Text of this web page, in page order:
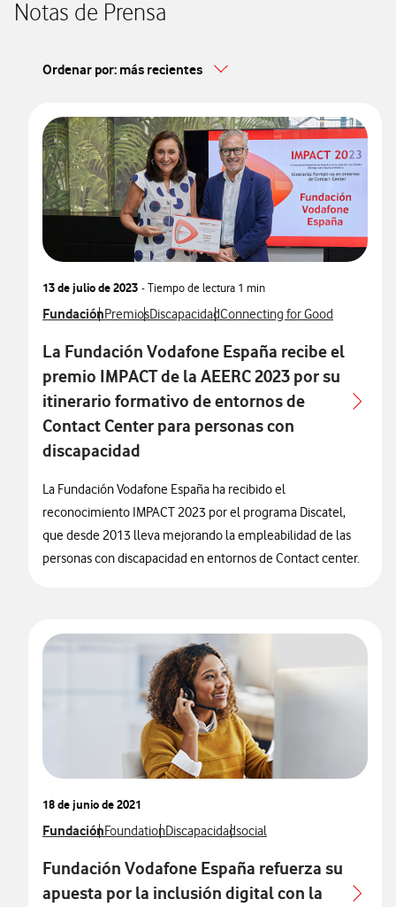
Notas de Prensa
Ordenar por: más recientes
13 de julio de 2023 - Tiempo de lectura 1 min
Ver más notas de prensa relacionados con
FundaciónVer más notas de prensa relacionados con
PremiosVer más notas de prensa relacionados con
DiscapacidadVer más notas de prensa
Connecting for Good
La Fundación Vodafone España recibe el
premio IMPACT de la AEERC 2023 por su
itinerario formativo de entornos de
Contact Center para personas con
discapacidad
La Fundación Vodafone España ha recibido el
reconocimiento IMPACT 2023 por el programa Discatel,
que desde 2013 lleva mejorando la empleabilidad de las
personas con discapacidad en entornos de Contact center.
18 de junio de 2021
Ver más notas de prensa relacionados con
FundaciónVer más notas de prensa relacionados con
FoundationVer más notas de prensa relacionados con
DiscapacidadVer más notas de prensa
social
Fundación Vodafone España refuerza su
apuesta por la inclusión digital con la